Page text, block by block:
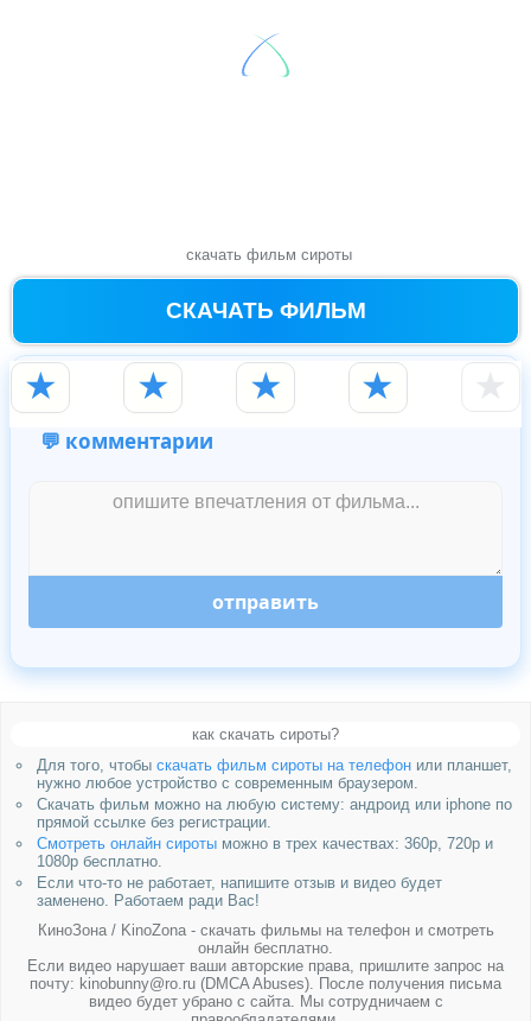
скачать фильм сироты
СКАЧАТЬ ФИЛЬМ
★ ★ ★ ★ ★
💬 комментарии
отправить
как скачать сироты?
Для того, чтобы скачать фильм сироты на телефонили планшет,
нужно любое устройство с современным браузером.
Скачать фильм можно на любую систему: андроид или iphone по
прямой ссылке без регистрации.
Смотреть онлайн сиротыможно в трех качествах: 360p, 720p и
1080p бесплатно.
Если что-то не работает, напишите отзыв и видео будет
заменено. Работаем ради Вас!
КиноЗона / KinoZona - скачать фильмы на телефон и смотреть
онлайн бесплатно.
Если видео нарушает ваши авторские права, пришлите запрос на
почту: kinobunny@ro.ru (DMCA Abuses). После получения письма
видео будет убрано с сайта. Мы сотрудничаем с